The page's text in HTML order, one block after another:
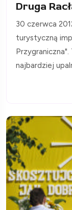
Druga
30 czerwca
turystyczną
Przygraniczna".
najbardziej